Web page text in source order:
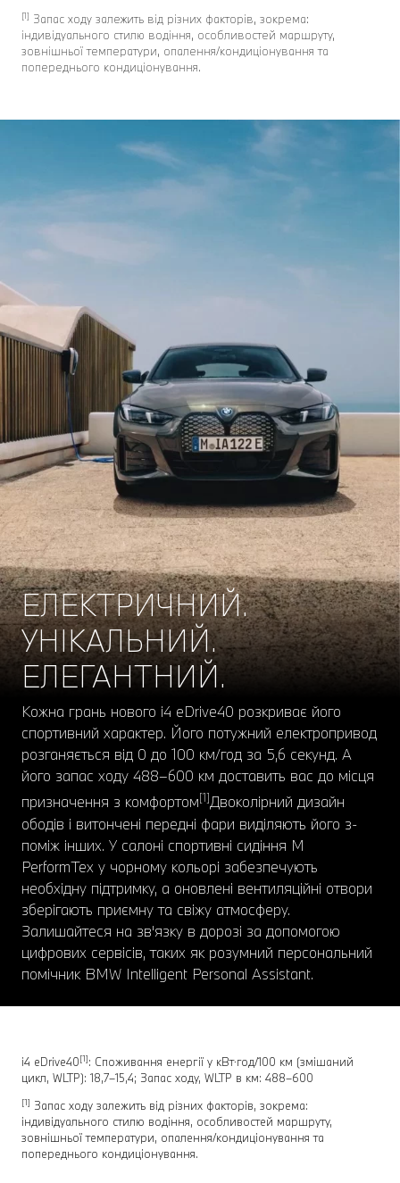
[1] Запас ходу залежить від різних факторів, зокрема:
індивідуального стилю водіння, особливостей маршруту,
зовнішньої температури, опалення/кондиціонування та
попереднього кондиціонування.
ЕЛЕКТРИЧНИЙ.
УНІКАЛЬНИЙ.
ЕЛЕГАНТНИЙ.
Кожна грань нового i4 eDrive40 розкриває його
спортивний характер. Його потужний електропривод
розганяється від 0 до 100 км/год за 5,6 секунд. А
його запас ходу 488–600 км доставить вас до місця
призначення з комфортом[1]Двоколірний дизайн
ободів і витончені передні фари виділяють його з-
поміж інших. У салоні спортивні сидіння M
PerformTex у чорному кольорі забезпечують
необхідну підтримку, а оновлені вентиляційні отвори
зберігають приємну та свіжу атмосферу.
Залишайтеся на зв'язку в дорозі за допомогою
цифрових сервісів, таких як розумний персональний
помічник BMW Intelligent Personal Assistant.
i4 eDrive40[1]: Споживання енергії у кВт⋅год/100 км (змішаний
цикл, WLTP): 18,7–15,4; Запас ходу, WLTP в км: 488–600
[1] Запас ходу залежить від різних факторів, зокрема:
індивідуального стилю водіння, особливостей маршруту,
зовнішньої температури, опалення/кондиціонування та
попереднього кондиціонування.